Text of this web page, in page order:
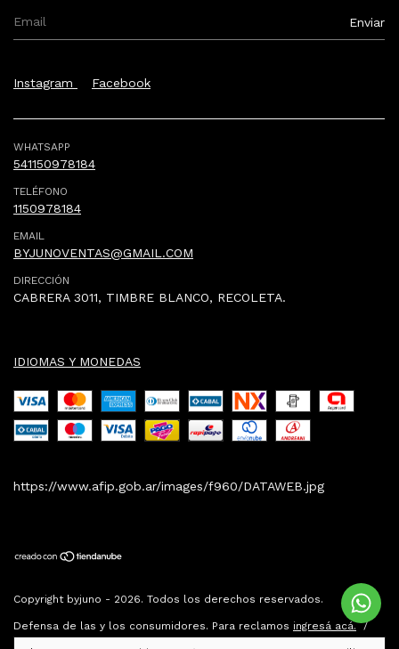
Instagram Facebook
WHATSAPP
541150978184
TELÉFONO
1150978184
EMAIL
BYJUNOVENTAS@GMAIL.COM
DIRECCIÓN
CABRERA 3011, TIMBRE BLANCO, RECOLETA.
IDIOMAS Y MONEDAS
https://www.afip.gob.ar/images/f960/DATAWEB.jpg
Copyright byjuno - 2026. Todos los derechos reservados.
Defensa de las y los consumidores. Para reclamos ingresá acá. /